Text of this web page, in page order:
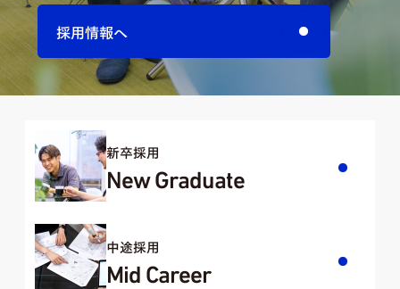
採用情報へ
新卒採用
New Graduate
中途採用
Mid Career